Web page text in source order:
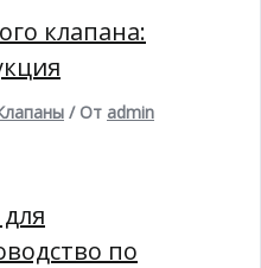
клапана:
/ От admin
по